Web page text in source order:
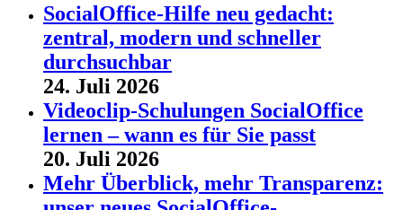
SocialOffice-Hilfe neu gedacht:
zentral, modern und schneller
durchsuchbar
24. Juli 2026
Videoclip-Schulungen SocialOffice
lernen – wann es für Sie passt
20. Juli 2026
Mehr Überblick, mehr Transparenz: